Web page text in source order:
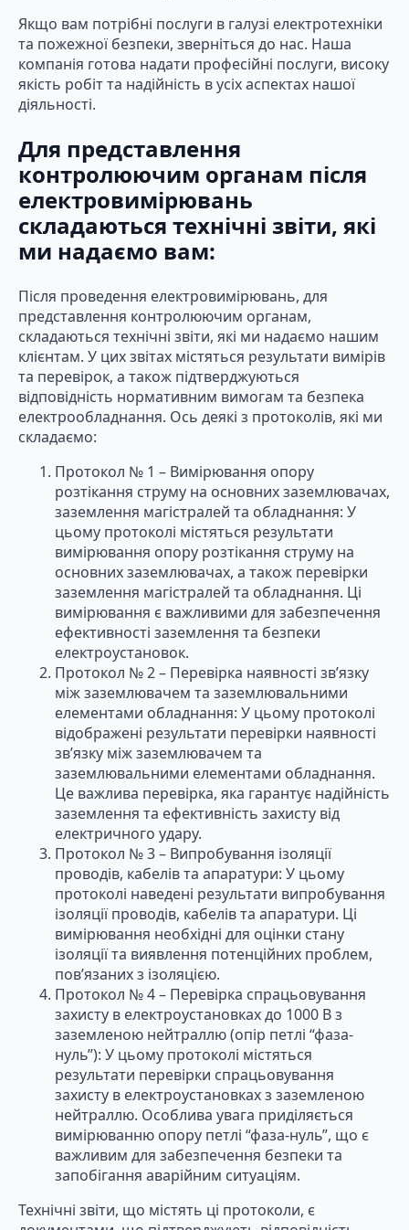
Якщо вам потрібні послуги в галузі електротехніки
та пожежної безпеки, зверніться до нас. Наша
компанія готова надати професійні послуги, високу
якість робіт та надійність в усіх аспектах нашої
діяльності.
Для представлення
контролюючим органам після
електровимірювань
складаються технічні звіти, які
ми надаємо вам:
Після проведення електровимірювань, для
представлення контролюючим органам,
складаються технічні звіти, які ми надаємо нашим
клієнтам. У цих звітах містяться результати вимірів
та перевірок, а також підтверджуються
відповідність нормативним вимогам та безпека
електрообладнання. Ось деякі з протоколів, які ми
складаємо:
Протокол № 1 – Вимірювання опору
розтікання струму на основних заземлювачах,
заземлення магістралей та обладнання: У
цьому протоколі містяться результати
вимірювання опору розтікання струму на
основних заземлювачах, а також перевірки
заземлення магістралей та обладнання. Ці
вимірювання є важливими для забезпечення
ефективності заземлення та безпеки
електроустановок.
Протокол № 2 – Перевірка наявності зв’язку
між заземлювачем та заземлювальними
елементами обладнання: У цьому протоколі
відображені результати перевірки наявності
зв’язку між заземлювачем та
заземлювальними елементами обладнання.
Це важлива перевірка, яка гарантує надійність
заземлення та ефективність захисту від
електричного удару.
Протокол № 3 – Випробування ізоляції
проводів, кабелів та апаратури: У цьому
протоколі наведені результати випробування
ізоляції проводів, кабелів та апаратури. Ці
вимірювання необхідні для оцінки стану
ізоляції та виявлення потенційних проблем,
пов’язаних з ізоляцією.
Протокол № 4 – Перевірка спрацьовування
захисту в електроустановках до 1000 В з
заземленою нейтраллю (опір петлі “фаза-
нуль”): У цьому протоколі містяться
результати перевірки спрацьовування
захисту в електроустановках з заземленою
нейтраллю. Особлива увага приділяється
вимірюванню опору петлі “фаза-нуль”, що є
важливим для забезпечення безпеки та
запобігання аварійним ситуаціям.
Технічні звіти, що містять ці протоколи, є